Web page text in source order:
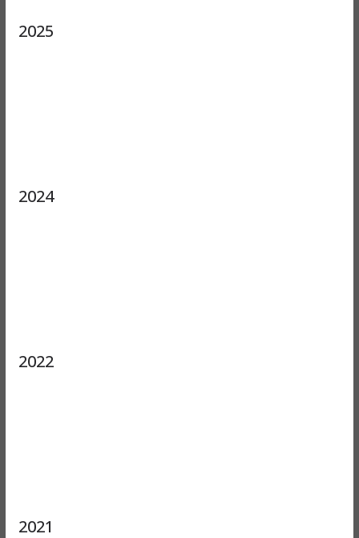
2025
2024
2022
2021